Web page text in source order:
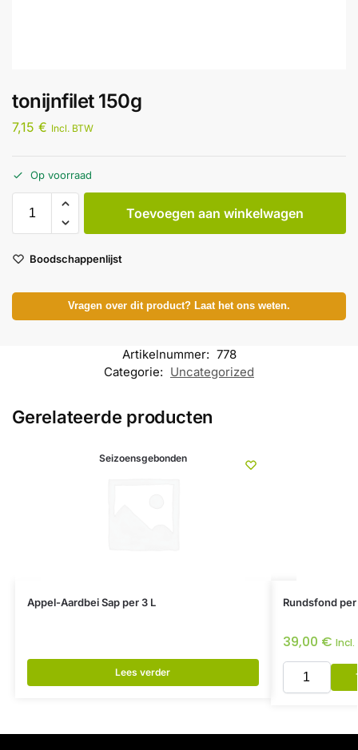
tonijnfilet 150g
7,15 € Incl. BTW
Op voorraad
Toevoegen aan winkelwagen
Boodschappenlijst
Vragen over dit product? Laat het ons weten.
Artikelnummer: 778
Categorie: Uncategorized
Gerelateerde producten
Seizoensgebonden
Appel-Aardbei Sap per 3 L
Lees verder
Rundsfond
39,00 € Incl.